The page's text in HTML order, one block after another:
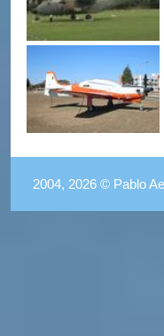
2004, 2026 © Pablo